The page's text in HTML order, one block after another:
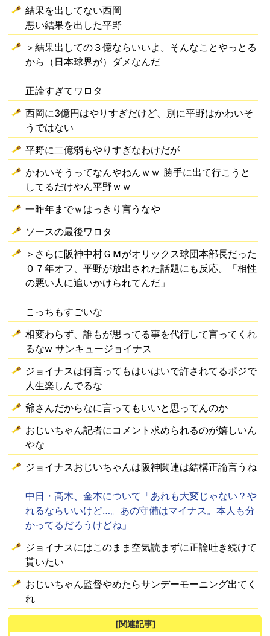
結果を出してない西岡
悪い結果を出した平野
＞結果出しての３億ならいいよ。そんなことやっとる
から（日本球界が）ダメなんだ
正論すぎてワロタ
西岡に3億円はやりすぎだけど、別に平野はかわいそ
うではない
平野に二億弱もやりすぎなわけだが
かわいそうってなんやねんｗｗ 勝手に出て行こうと
してるだけやん平野ｗｗ
一昨年までｗはっきり言うなや
ソースの最後ワロタ
＞さらに阪神中村ＧＭがオリックス球団本部長だった
０７年オフ、平野が放出された話題にも反応。「相性
の悪い人に追いかけられてんだ」
こっちもすごいな
相変わらず、誰もが思ってる事を代行して言ってくれ
るなw サンキュージョイナス
ジョイナスは何言ってもはいはいで許されてるポジで
人生楽しんでるな
爺さんだからなに言ってもいいと思ってんのか
おじいちゃん記者にコメント求められるのが嬉しいん
やな
ジョイナスおじいちゃんは阪神関連は結構正論言うね
中日・高木、金本について「あれも大変じゃない？や
れるならいいけど…。あの守備はマイナス。本人も分
かってるだろうけどね」
ジョイナスにはこのまま空気読まずに正論吐き続けて
貰いたい
おじいちゃん監督やめたらサンデーモーニング出てく
れ
[関連記事]